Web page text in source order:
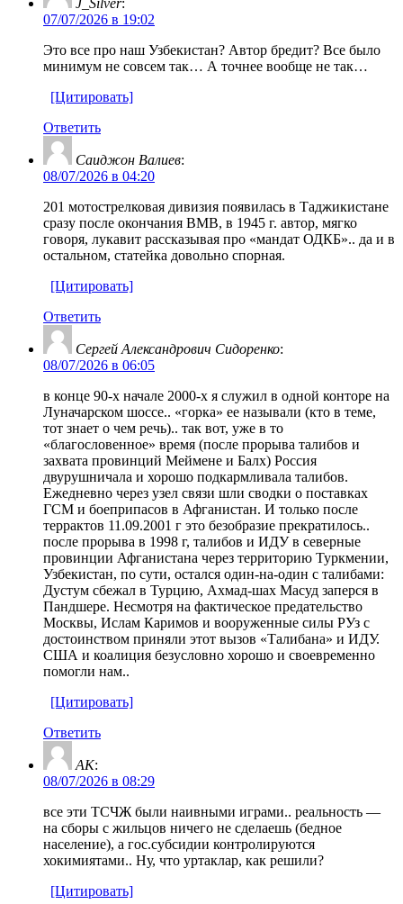
07/07/2026 в 19:02
Это все про наш Узбекистан? Автор бредит? Все было
минимум не совсем так… А точнее вообще не так…
[Цитировать]
Ответить
Саиджон Валиев:
08/07/2026 в 04:20
201 мотострелковая дивизия появилась в Таджикистане
сразу после окончания ВМВ, в 1945 г. автор, мягко
говоря, лукавит рассказывая про «мандат ОДКБ».. да и в
остальном, статейка довольно спорная.
[Цитировать]
Ответить
Сергей Александрович Сидоренко:
08/07/2026 в 06:05
в конце 90-х начале 2000-х я служил в одной конторе на
Луначарском шоссе.. «горка» ее называли (кто в теме,
тот знает о чем речь).. так вот, уже в то
«благословенное» время (после прорыва талибов и
захвата провинций Меймене и Балх) Россия
двурушничала и хорошо подкармливала талибов.
Ежедневно через узел связи шли сводки о поставках
ГСМ и боеприпасов в Афганистан. И только после
террактов 11.09.2001 г это безобразие прекратилось..
после прорыва в 1998 г, талибов и ИДУ в северные
провинции Афганистана через территорию Туркмении,
Узбекистан, по сути, остался один-на-один с талибами:
Дустум сбежал в Турцию, Ахмад-шах Масуд заперся в
Пандшере. Несмотря на фактическое предательство
Москвы, Ислам Каримов и вооруженные силы РУз с
достоинством приняли этот вызов «Талибана» и ИДУ.
США и коалиция безусловно хорошо и своевременно
помогли нам..
[Цитировать]
Ответить
AK:
08/07/2026 в 08:29
все эти ТСЧЖ были наивными играми.. реальность —
на сборы с жильцов ничего не сделаешь (бедное
население), а гос.субсидии контролируются
хокимиятами.. Ну, что уртаклар, как решили?
[Цитировать]